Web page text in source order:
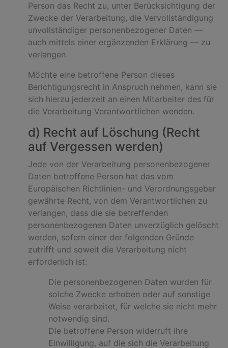
Person das Recht zu, unter Berücksichtigung der
Zwecke der Verarbeitung, die Vervollständigung
unvollständiger personenbezogener Daten —
auch mittels einer ergänzenden Erklärung — zu
verlangen.
Möchte eine betroffene Person dieses
Berichtigungsrecht in Anspruch nehmen, kann sie
sich hierzu jederzeit an einen Mitarbeiter des für
die Verarbeitung Verantwortlichen wenden.
d) Recht auf Löschung (Recht
auf Vergessen werden)
Jede von der Verarbeitung personenbezogener
Daten betroffene Person hat das vom
Europäischen Richtlinien- und Verordnungsgeber
gewährte Recht, von dem Verantwortlichen zu
verlangen, dass die sie betreffenden
personenbezogenen Daten unverzüglich gelöscht
werden, sofern einer der folgenden Gründe
zutrifft und soweit die Verarbeitung nicht
erforderlich ist:
Die personenbezogenen Daten wurden für
solche Zwecke erhoben oder auf sonstige
Weise verarbeitet, für welche sie nicht mehr
notwendig sind.
Die betroffene Person widerruft ihre
Einwilligung, auf die sich die Verarbeitung